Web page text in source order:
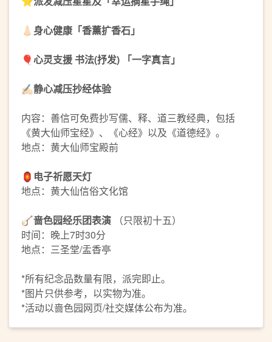
👃🏻 身心健康「香薰扩香石」
🎈心灵支援 书法(抒发) 「一字真言」
✍🏻静心减压抄经体验
内容：善信可免费抄写儒、释、道三教经典，包括
《黄大仙师宝经》、《心经》以及《道德经》。
地点：黄大仙师宝殿前
🏮 电子祈愿天灯
地点：黄大仙信俗文化馆
🪕啬色园经乐团表演 （只限初十五）
时间：晚上7时30分
地点：三圣堂/盂香亭
*所有纪念品数量有限，派完即止。
*图片只供参考，以实物为准。
*活动以啬色园网页/社交媒体公布为准。